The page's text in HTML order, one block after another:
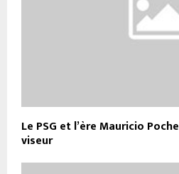
Le PSG et l’ère Mauricio
viseur